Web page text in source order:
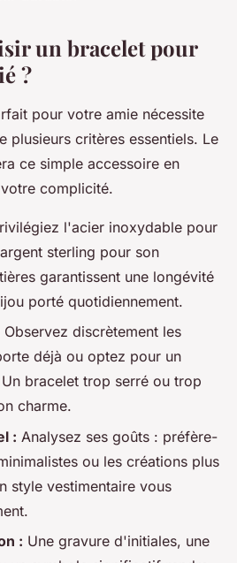
un bracelet pour
?
pour votre amie nécessite
plusieurs critères essentiels. Le
ce simple accessoire en
complicité.
l'acier inoxydable pour
sterling pour son
garantissent une longévité
porté quotidiennement.
Observez discrètement les
déjà ou optez pour un
bracelet trop serré ou trop
charme.
: Analysez ses goûts : préfère-
ou les créations plus
style vestimentaire vous
: Une gravure d'initiales, une